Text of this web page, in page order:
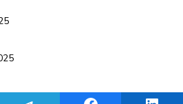
ThreadsShare on TelegramShare on Facebook